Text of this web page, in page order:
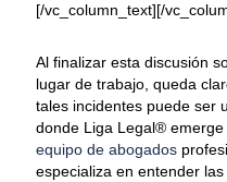
[/vc_column_text][/
Al finalizar esta discusión
lugar de trabajo, queda
tales incidentes puede ser
donde Liga Legal®
equipo de abogados
especializa en entender